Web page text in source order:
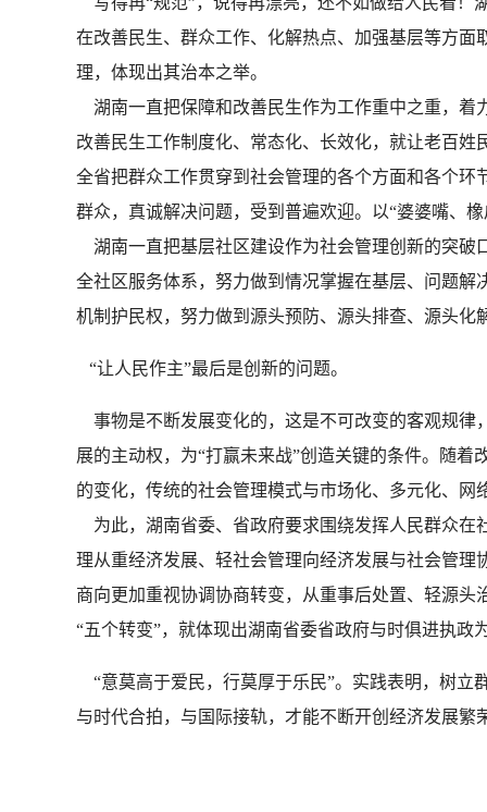
在改善民生、群众工作、化解热点、加强基层等方
理，体现出其治本之举。
湖南一直把保障和改善民生作为工作重中之重，着
改善民生工作制度化、常态化、长效化，就让老百
全省把群众工作贯穿到社会管理的各个方面和各个环
群众，真诚解决问题，受到普遍欢迎。以“婆婆嘴、
湖南一直把基层社区建设作为社会管理创新的突破
全社区服务体系，努力做到情况掌握在基层、问题
机制护民权，努力做到源头预防、源头排查、源头
“让人民作主”最后是创新的问题。
事物是不断发展变化的，这是不可改变的客观规律
展的主动权，为“打赢未来战”创造关键的条件。随
的变化，传统的社会管理模式与市场化、多元化、
为此，湖南省委、省政府要求围绕发挥人民群众在
理从重经济发展、轻社会管理向经济发展与社会管
商向更加重视协调协商转变，从重事后处置、轻源
“五个转变”，就体现出湖南省委省政府与时俱进执政
“意莫高于爱民，行莫厚于乐民”。实践表明，树立
与时代合拍，与国际接轨，才能不断开创经济发展